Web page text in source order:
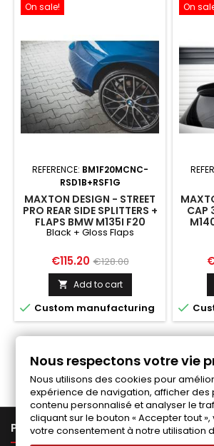
On sale!
REFERENCE: BM1F20MCNC-
RSD1B+RSF1G
MAXTON DESIGN - STREET
PRO REAR SIDE SPLITTERS +
FLAPS BMW M135I F20
BLACK + GLOSS FLAPS
Black + Gloss Flaps
Price
€115.20 Regular
price
€128.00
 Add to cart
 Custom manufacturing
On
CAP

Follow us on
PRODUCTS
Nous respectons votre vie
Nous utilisons des cookies pour
expérience de navigation, afficher des
contenu personnalisé et analyser le
cliquant sur le bouton « Accepter tout
votre consentement à notre utilisation